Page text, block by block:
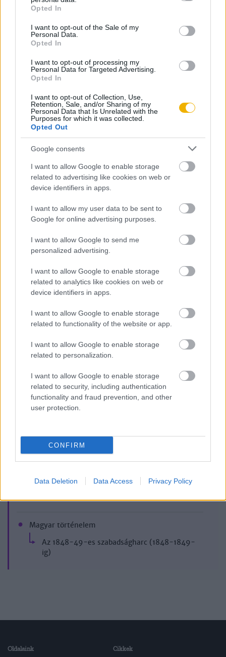
grant or deny consent to Google and its third-party tags to
use your data for below specified purposes in below Google
consent section.
Opted In
I want to opt-out of the Sale of my
Personal Data.
Opted In
I want to opt-out of processing my
Personal Data for Targeted Advertising.
Opted In
I want to opt-out of Collection, Use,
Retention, Sale, and/or Sharing of my
Personal Data that Is Unrelated with the
Purposes for which it was collected.
Opted Out
Google consents
I want to allow Google to enable storage
related to advertising like cookies on web or
device identifiers in apps.
I want to allow my user data to be sent to
Google for online advertising purposes.
I want to allow Google to send me
personalized advertising.
I want to allow Google to enable storage
related to analytics like cookies on web or
device identifiers in apps.
I want to allow Google to enable storage
related to functionality of the website or app.
I want to allow Google to enable storage
related to personalization.
I want to allow Google to enable storage
related to security, including authentication
functionality and fraud prevention, and other
user protection.
CONFIRM
Data Deletion Data Access Privacy Policy
Szerző
Hermann Róbert
Ismerje meg
A szerző cikkei
Tananyag
Reformkor, forradalom és szabadságharc
A szabadságharc katonai eseményei
A szabadságharc katonai eseményei
(kiegészítő irodalom)
2015/7.
Magyar történelem
Az 1848-49-es szabadságharc (1848-1849-
ig)
Oldalaink Cikkek